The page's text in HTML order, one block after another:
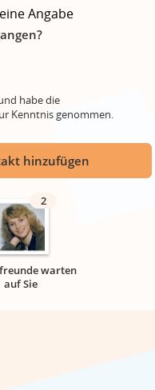
Angabe
habe die
Kenntnis genommen.
hinzufügen
2
warten
auf Sie